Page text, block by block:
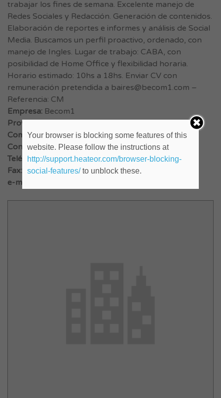
trabajar los fines de semana. Excelente manejo de
Redes Sociales y Redacción. Generación de contenidos.
Elaboración de reportes e informes y análisis de Social
Media. Buscamos un perfil proactivo, ordenado, con
manejo de Ingles. Lugar de trabajo: CABA, con
posibilidad de Home Office y flexibilidad horaria.
Horario estimado: 10hs a 18hs. Enviar CV con
remuneración pretendida a baires@becom1.com –
Referencia: CM
Empresa: Becom1
Provincia:
Comienzo:
Contacto: baires@becom1.com
Teléfono:
Fax:
e-mail:
Your browser is blocking some features of this
website. Please follow the instructions at
http://support.heateor.com/browser-blocking-
social-features/to unblock these.